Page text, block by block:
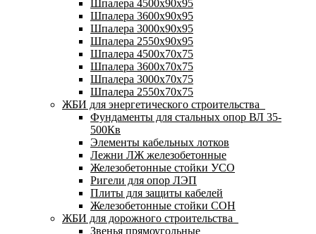
Шпалера 4500х90х95
Шпалера 3600х90х95
Шпалера 3000х90х95
Шпалера 2550х90х95
Шпалера 4500х70х75
Шпалера 3600х70х75
Шпалера 3000х70х75
Шпалера 2550х70х75
ЖБИ для энергетического строительства
Фундаменты для стальных опор ВЛ 35-
500Кв
Элементы кабельных лотков
Лежни ЛЖ железобетонные
Железобетонные стойки УСО
Ригели для опор ЛЭП
Плиты для защиты кабелей
Железобетонные стойки СОН
ЖБИ для дорожного строительства
Звенья прямоугольные